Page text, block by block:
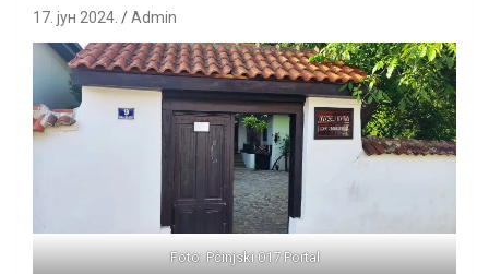
17. јун 2024. Admin
Foto: Pčinjski 017 Portal